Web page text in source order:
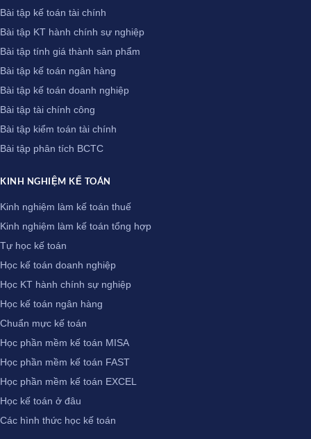
Bài tập kế toán tài chính
Bài tập KT hành chính sự nghiệp
Bài tập tính giá thành sản phẩm
Bài tập kế toán ngân hàng
Bài tập kế toán doanh nghiệp
Bài tập tài chính công
Bài tập kiểm toán tài chính
Bài tập phân tích BCTC
KINH NGHIỆM KẾ TOÁN
Kinh nghiệm làm kế toán thuế
Kinh nghiệm làm kế toán tổng hợp
Tự học kế toán
Học kế toán doanh nghiệp
Học KT hành chính sự nghiệp
Học kế toán ngân hàng
Chuẩn mực kế toán
Học phần mềm kế toán MISA
Học phần mềm kế toán FAST
Học phần mềm kế toán EXCEL
Học kế toán ở đâu
Các hình thức học kế toán